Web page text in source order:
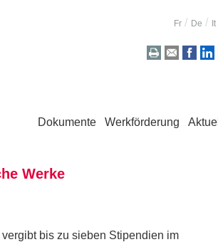
Fr De It
Dokumente Werkförderung Aktuell
Werke
bis zu sieben Stipendien im